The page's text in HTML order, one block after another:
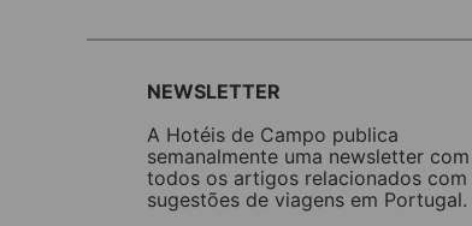
NEWSLETTER
A Hotéis de Campo publica
semanalmente uma newsletter com
todos os artigos relacionados com
sugestões de viagens em Portugal.